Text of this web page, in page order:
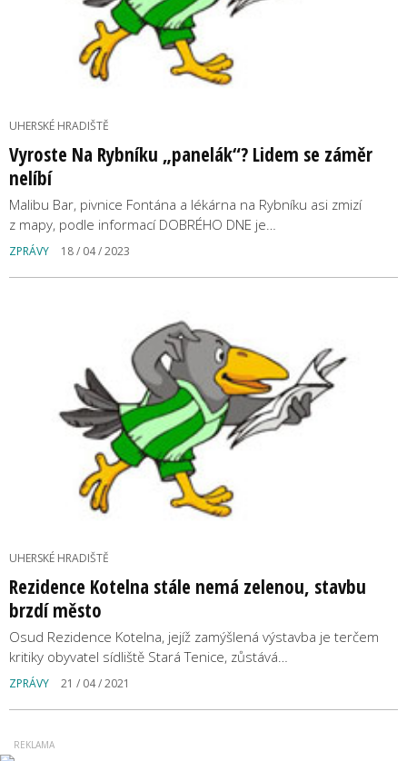
UHERSKÉ HRADIŠTĚ
Vyroste Na Rybníku „panelák“? Lidem se záměr
nelíbí
Malibu Bar, pivnice Fontána a lékárna na Rybníku asi zmizí
z mapy, podle informací DOBRÉHO DNE je…
ZPRÁVY 18 / 04 / 2023
UHERSKÉ HRADIŠTĚ
Rezidence Kotelna stále nemá zelenou, stavbu
brzdí město
Osud Rezidence Kotelna, jejíž zamýšlená výstavba je terčem
kritiky obyvatel sídliště Stará Tenice, zůstává…
ZPRÁVY 21 / 04 / 2021